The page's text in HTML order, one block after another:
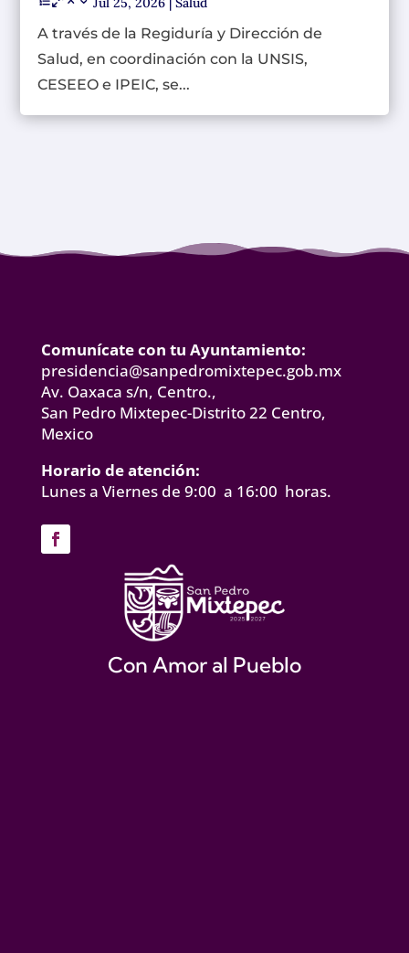
A través de la Regiduría y Dirección de
Salud, en coordinación con la UNSIS,
CESEEO e IPEIC, se...
Comunícate con tu Ayuntamiento:
presidencia@sanpedromixtepec.gob.mx
Av. Oaxaca s/n, Centro.,
San Pedro Mixtepec-Distrito 22 Centro,
Mexico
Horario de atención:
Lunes a Viernes de 9:00 a 16:00 horas.
Con Amor al Pueblo